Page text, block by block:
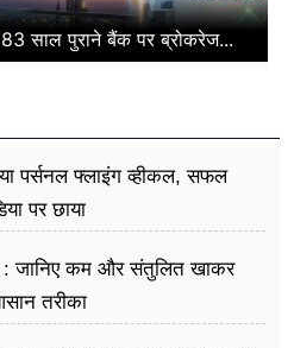
साल पुराने बैंक पर ब्रोकरेज...
पर्सनल फ्लाइंग व्हीकल, सफल
पर छाया
जानिए कम और संतुलित खाकर
तरीका